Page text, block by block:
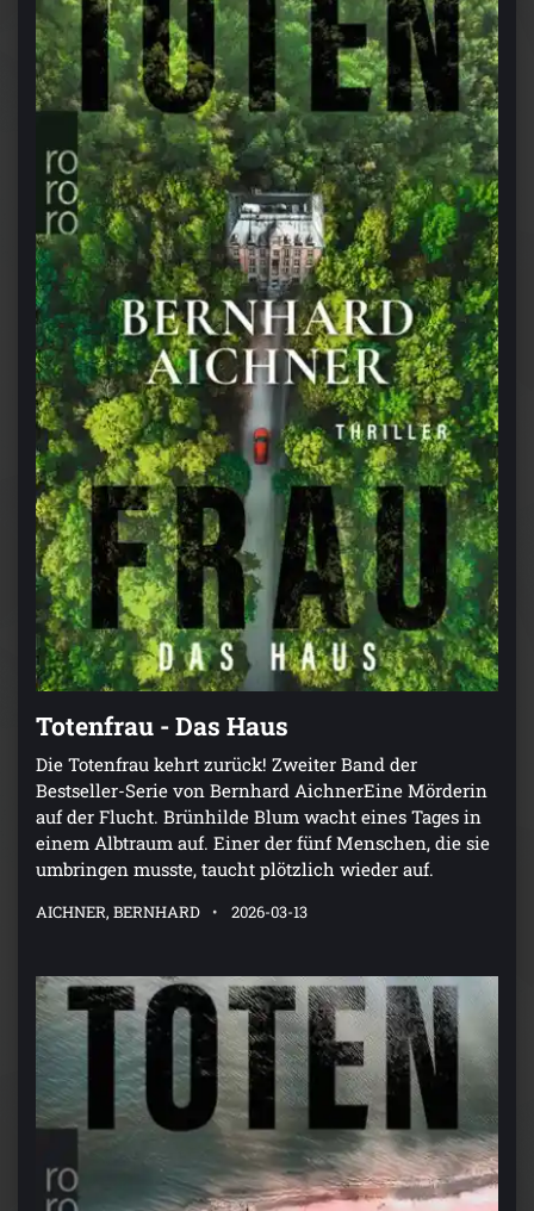
Totenfrau - Das Haus
Die Totenfrau kehrt zurück! Zweiter Band der
Bestseller-Serie von Bernhard AichnerEine Mörderin
auf der Flucht. Brünhilde Blum wacht eines Tages in
einem Albtraum auf. Einer der fünf Menschen, die sie
umbringen musste, taucht plötzlich wieder auf.
AICHNER, BERNHARD 2026-03-13